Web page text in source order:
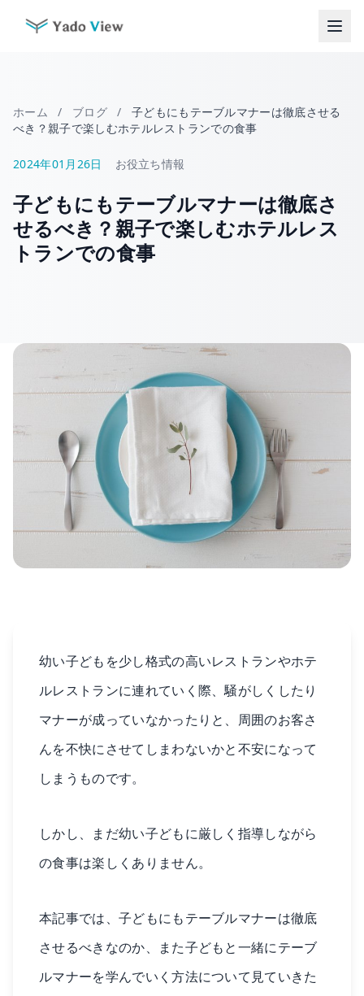
ホーム / ブログ /
子どもにもテーブルマナーは徹底させる
べき？親子で楽しむホテルレストランでの食事
2024年01月26日 お役立ち情報
子どもにもテーブルマナーは徹底さ
せるべき？親子で楽しむホテルレス
トランでの食事
幼い子どもを少し格式の高いレストランやホテ
ルレストランに連れていく際、騒がしくしたり
マナーが成っていなかったりと、周囲のお客さ
んを不快にさせてしまわないかと不安になって
しまうものです。
しかし、まだ幼い子どもに厳しく指導しながら
の食事は楽しくありません。
本記事では、子どもにもテーブルマナーは徹底
させるべきなのか、また子どもと一緒にテーブ
ルマナーを学んでいく方法について見ていきた